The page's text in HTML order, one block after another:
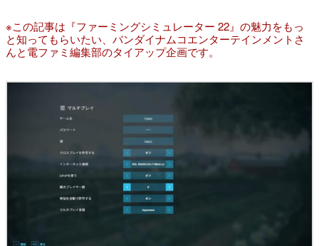
※この記事は『ファーミングシミュレーター 22』の魅力をもっ
と知ってもらいたい、バンダイナムコエンターテインメントさ
んと電ファミ編集部のタイアップ企画です。